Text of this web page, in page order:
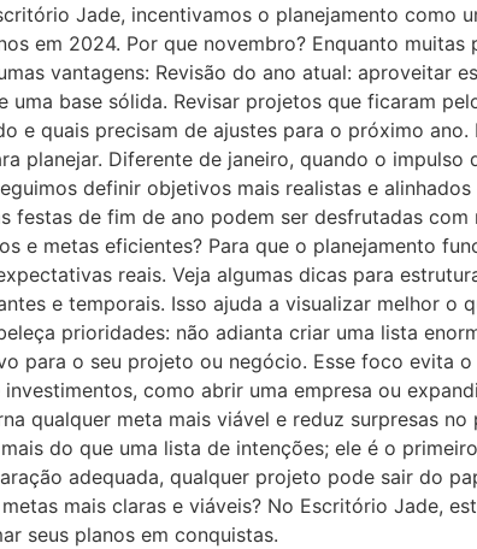
Jade, incentivamos o planejamento como
em 2024. Por que novembro? Enquanto muitas
vantagens: Revisão do ano atual: aproveitar
base sólida. Revisar projetos que ficaram
e quais precisam de ajustes para o próximo ano.
planejar. Diferente de janeiro, quando o impulso
definir objetivos mais realistas e
festas de fim de ano podem ser desfrutadas
e metas eficientes? Para que o planejamento
reais. Veja algumas dicas para
e temporais. Isso ajuda a visualizar melhor o
prioridades: não adianta criar uma lista
para o seu projeto ou negócio. Esse foco evita
como abrir uma empresa ou
qualquer meta mais viável e reduz surpresas
do que uma lista de intenções; ele é o
adequada, qualquer projeto pode sair do
mais claras e viáveis? No Escritório Jade,
seus planos em conquistas.